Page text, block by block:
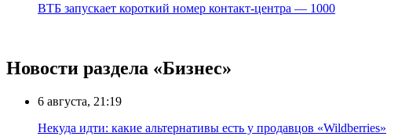
ВТБ запускает короткий номер контакт-центра — 1000
Новости раздела «Бизнес»
6 августа, 21:19
Некуда идти: какие альтернативы есть у продавцов «Wildberries»